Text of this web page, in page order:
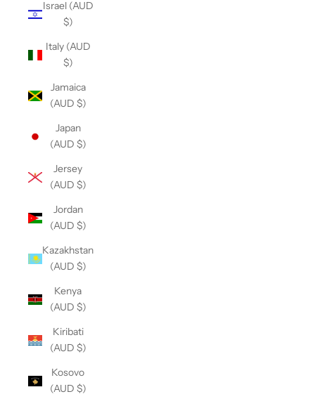
Israel (AUD
$)
Italy (AUD
$)
Jamaica
(AUD $)
Japan
(AUD $)
Jersey
(AUD $)
Jordan
(AUD $)
Kazakhstan
(AUD $)
Kenya
(AUD $)
Kiribati
(AUD $)
Kosovo
(AUD $)